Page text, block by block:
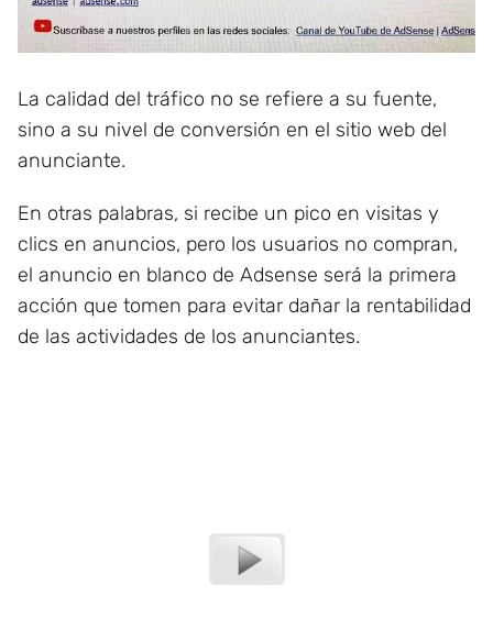
La calidad del tráfico no se refiere a su fuente,
sino a su nivel de conversión en el sitio web del
anunciante.
En otras palabras, si recibe un pico en visitas y
clics en anuncios, pero los usuarios no compran,
el anuncio en blanco de Adsense será la primera
acción que tomen para evitar dañar la rentabilidad
de las actividades de los anunciantes.